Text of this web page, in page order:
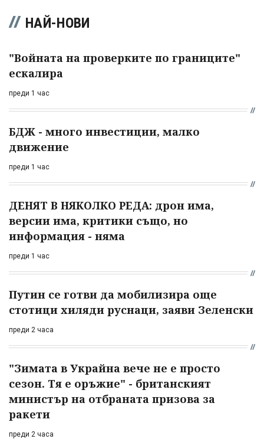
НАЙ-НОВИ
"Войната на проверките по границите"
ескалира
преди 1 час
БДЖ - много инвестиции, малко
движение
преди 1 час
ДЕНЯТ В НЯКОЛКО РЕДА: дрон има,
версии има, критики също, но
информация - няма
преди 1 час
Путин се готви да мобилизира още
стотици хиляди руснаци, заяви Зеленски
преди 2 часа
"Зимата в Украйна вече не е просто
сезон. Тя е оръжие" - британският
министър на отбраната призова за
ракети
преди 2 часа